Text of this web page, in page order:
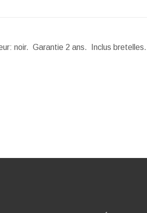
noir. Garantie 2 ans. Inclus bretelles.